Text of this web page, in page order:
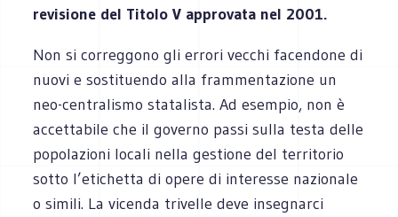
revisione del Titolo V approvata nel 2001.
Non si correggono gli errori vecchi facendone di
nuovi e sostituendo alla frammentazione un
neo-centralismo statalista. Ad esempio, non è
accettabile che il governo passi sulla testa delle
popolazioni locali nella gestione del territorio
sotto l’etichetta di opere di interesse nazionale
o simili. La vicenda trivelle deve insegnarci